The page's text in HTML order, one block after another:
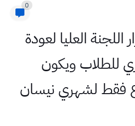
0
العليا لعودة
للطلاب ويكون
فقط لشهري نيسان